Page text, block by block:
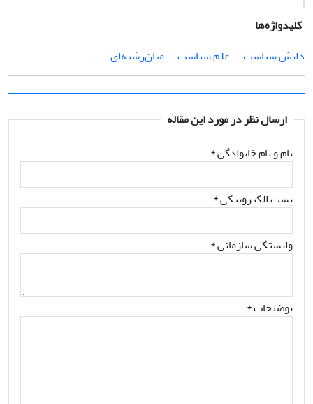
کلیدواژه‌ها
دانش سیاست
علم سیاست میان‌رشته‌ای
ارسال نظر در مورد این مقاله
نام و نام خانوادگی*
پست الکترونیکی*
وابستگی سازمانی *
توضیحات *